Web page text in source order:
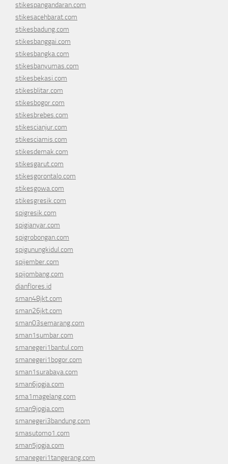
stikespangandaran.com
stikesacehbarat.com
stikesbadung.com
stikesbanggai.com
stikesbangka.com
stikesbanyumas.com
stikesbekasi.com
stikesblitar.com
stikesbogor.com
stikesbrebes.com
stikescianjur.com
stikesciamis.com
stikesdemak.com
stikesgarut.com
stikesgorontalo.com
stikesgowa.com
stikesgresik.com
spigresik.com
spigianyar.com
spigrobongan.com
spigunungkidul.com
spijember.com
spijombang.com
dianflores.id
sman48jkt.com
sman26jkt.com
sman03semarang.com
sman1sumbar.com
smanegeri1bantul.com
smanegeri1bogor.com
sman1surabaya.com
sman6jogja.com
sma1magelang.com
sman9jogja.com
smanegeri3bandung.com
smasutomo1.com
sman5jogja.com
smanegeri1tangerang.com